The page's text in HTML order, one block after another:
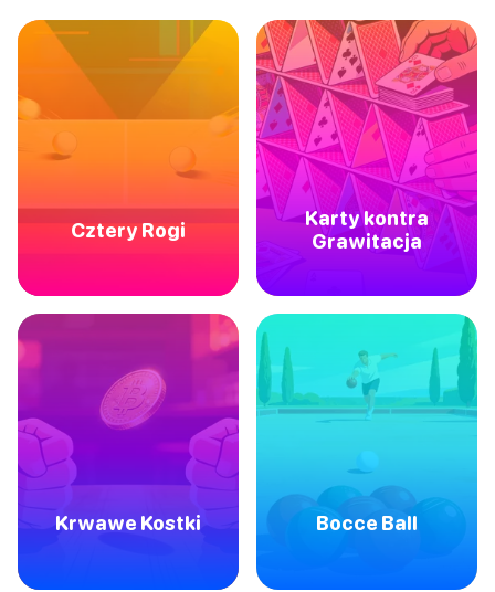
Cztery Rogi
Karty kontra
Grawitacja
Krwawe Kostki Bocce Ball